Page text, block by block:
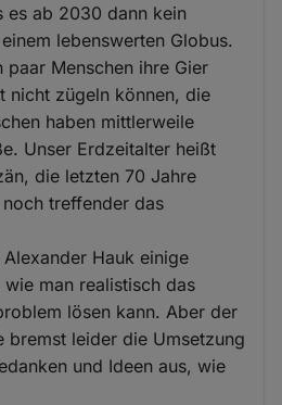
es ab 2030 dann kein
lebenswerten Globus.
paar Menschen ihre Gier
nicht zügeln können, die
haben mittlerweile
Unser Erdzeitalter heißt
die letzten 70 Jahre
treffender das
Hauk einige
man realistisch das
lösen kann. Aber der
bremst leider die Umsetzung
und Ideen aus, wie